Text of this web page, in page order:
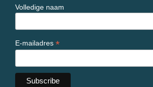
Volledige naam
E-mailadres *